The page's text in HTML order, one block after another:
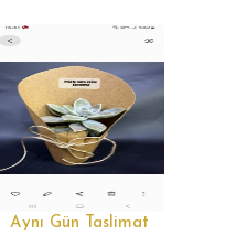
Aynı Gün Taslimat